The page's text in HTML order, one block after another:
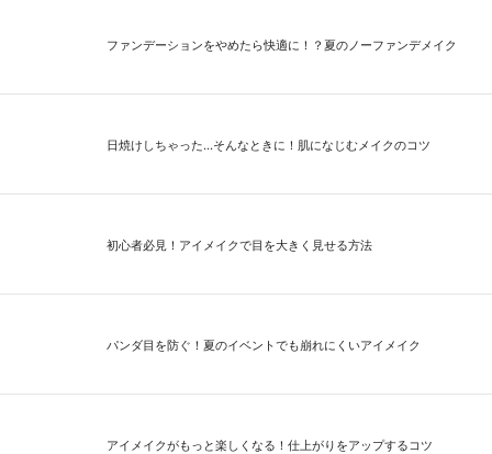
ファンデーションをやめたら快適に！？夏のノーファンデメイク
日焼けしちゃった...そんなときに！肌になじむメイクのコツ
初心者必見！アイメイクで目を大きく見せる方法
パンダ目を防ぐ！夏のイベントでも崩れにくいアイメイク
アイメイクがもっと楽しくなる！仕上がりをアップするコツ